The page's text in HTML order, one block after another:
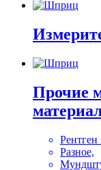
Прочие
Рентген
Разное,